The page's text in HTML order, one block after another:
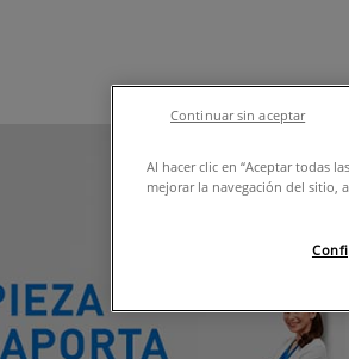
Al hacer clic en “Aceptar todas
mejorar la navegación del sitio,
Continuar sin aceptar